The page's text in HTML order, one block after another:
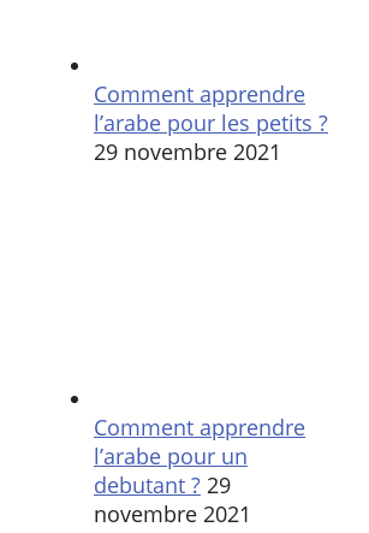
Comment apprendre
l’arabe pour les petits ?
29 novembre 2021
Comment apprendre
l’arabe pour un
debutant ? 29
novembre 2021